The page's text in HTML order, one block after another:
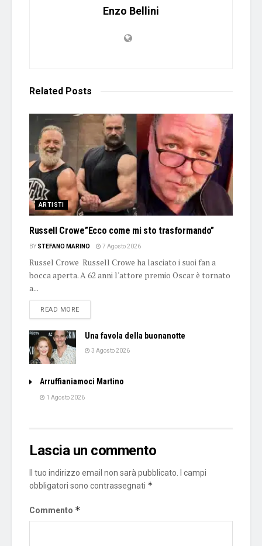
Enzo Bellini
Related Posts
ARTISTI
Russell Crowe”Ecco come mi sto trasformando”
BY STEFANO MARINO 7 Agosto 2026
Russel Crowe Russell Crowe ha lasciato i suoi fan a
bocca aperta. A 62 anni l'attore premio Oscar è tornato
a...
READ MOREDETAILS
Una favola della buonanotte
3 Agosto 2026
Arruffianiamoci Martino
1 Agosto 2026
Lascia un commento
Il tuo indirizzo email non sarà pubblicato.
I campi
obbligatori sono contrassegnati *
Commento *